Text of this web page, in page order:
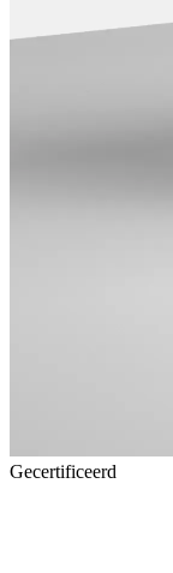
Gecertificeerd